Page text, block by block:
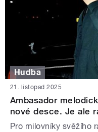
Hudba
21. listopad 2025
Ambasador
nové desce. Je ale
Pro milovníky svěžího